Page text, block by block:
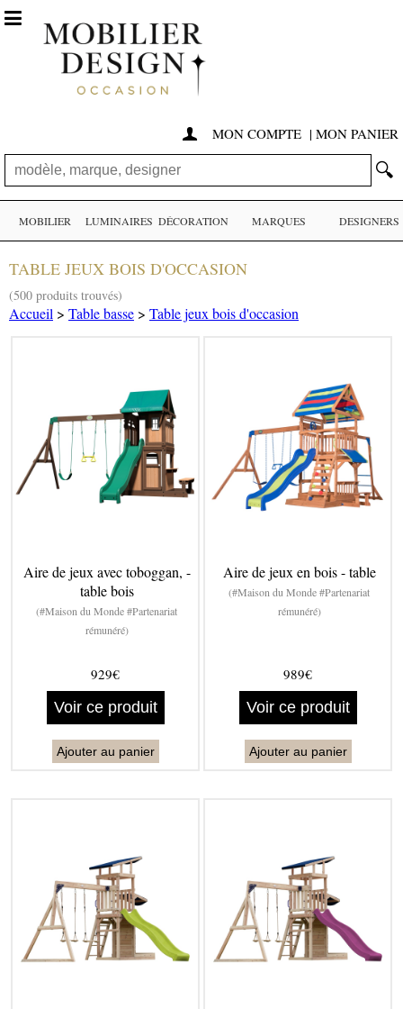
 MON COMPTE | MON PANIER
🔍

MOBILIER LUMINAIRES DÉCORATION MARQUES DESIGNERS
TABLE JEUX BOIS D'OCCASION
(500 produits trouvés)
Accueil > Table basse > Table jeux bois d'occasion
Aire de jeux avec toboggan, -
table bois
(#Maison du Monde #Partenariat
rémunéré)
929€
Voir ce produit
Ajouter au panier
Aire de jeux en bois - table
(#Maison du Monde #Partenariat
rémunéré)
989€
Voir ce produit
Ajouter au panier